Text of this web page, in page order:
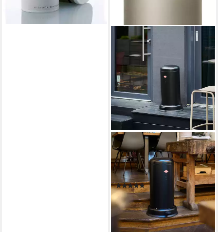
WESCO
Mülleimer Baseboy,
Abfallsammler mit Dämpfer +
Dämpferhalterung 20 Liter
(7)
ab 163,60 € 213,00 €
-23%
lieferbar - in 6-8 Werktagen bei dir
+4